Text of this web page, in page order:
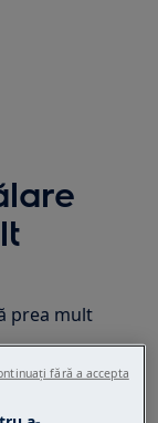
prea mult
fără a accepta